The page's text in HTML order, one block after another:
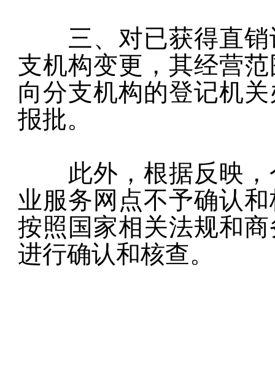
三、对已获得直销
支机构变更，其经营
向分支机构的登记机
报批。
此外，根据反映，
业服务网点不予确认
按照国家相关法规和
进行确认和核查。